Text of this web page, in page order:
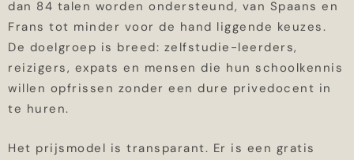
dan 84 talen worden ondersteund, van Spaans en
Frans tot minder voor de hand liggende keuzes.
De doelgroep is breed: zelfstudie-leerders,
reizigers, expats en mensen die hun schoolkennis
willen opfrissen zonder een dure privedocent in
te huren.
Het prijsmodel is transparant. Er is een gratis